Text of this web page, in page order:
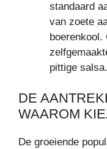
standaard
van zoete
boerenkool.
pittige salsa.
DE
WAAROM
De groeiende